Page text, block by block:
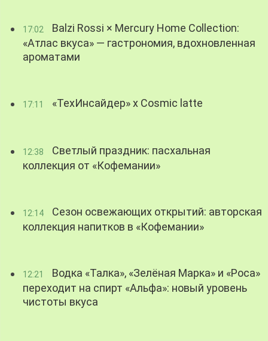
17:02
Balzi Rossi × Mercury Home Collection:
«Атлас вкуса» — гастрономия, вдохновленная
ароматами
17:11 «ТехИнсайдер» х Cosmic latte
12:38
Светлый праздник: пасхальная
коллекция от «Кофемании»
12:14
Сезон освежающих открытий: авторская
коллекция напитков в «Кофемании»
12:21
Водка «Талка», «Зелёная Марка» и «Роса»
переходит на спирт «Альфа»: новый уровень
чистоты вкуса